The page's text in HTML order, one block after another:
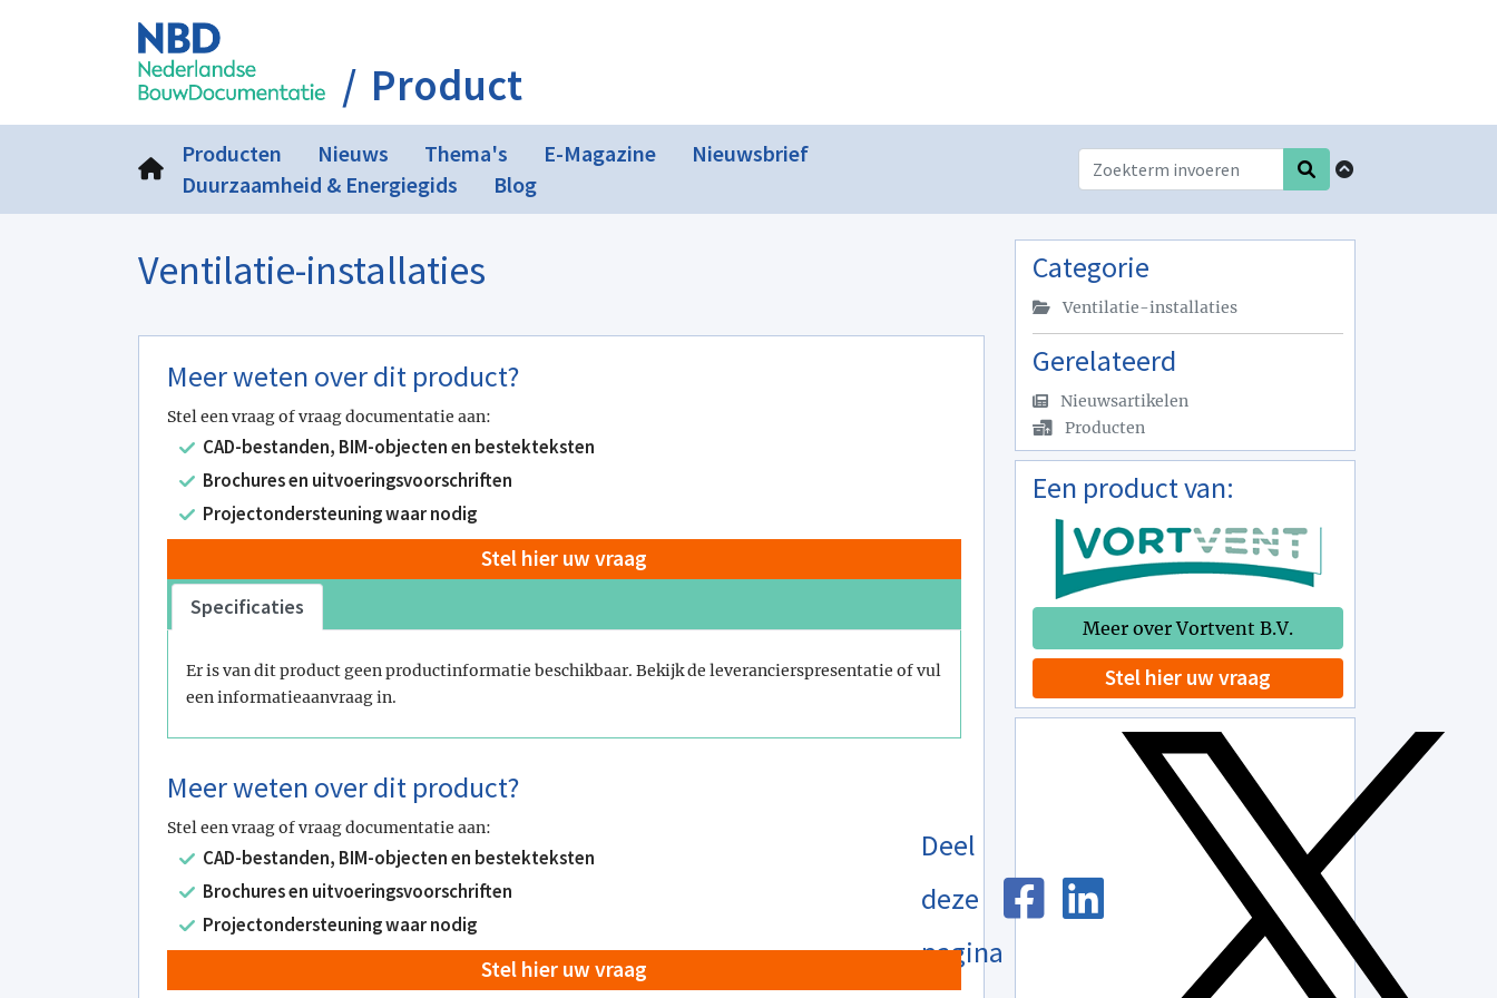
Product
Producten Nieuws Thema's E-Magazine
Nieuwsbrief
Duurzaamheid & Energiegids
Blog
Ventilatie-installaties
Meer weten over dit product?
Stel een vraag of vraag documentatie aan:
CAD-bestanden, BIM-objecten en bestekteksten
Brochures en uitvoeringsvoorschriften
Projectondersteuning waar nodig
Stel hier uw vraag
Specificaties
Er is van dit product geen productinformatie beschikbaar. Bekijk de leverancierspresentatie of vul
een informatieaanvraag in.
Meer weten over dit product?
Stel een vraag of vraag documentatie aan:
CAD-bestanden, BIM-objecten en bestekteksten
Brochures en uitvoeringsvoorschriften
Projectondersteuning waar nodig
Stel hier uw vraag
Categorie
Ventilatie-installaties
Gerelateerd
Nieuwsartikelen
Producten
Een product van:
Meer over Vortvent B.V.
Stel hier uw vraag
Deel
deze
pagina